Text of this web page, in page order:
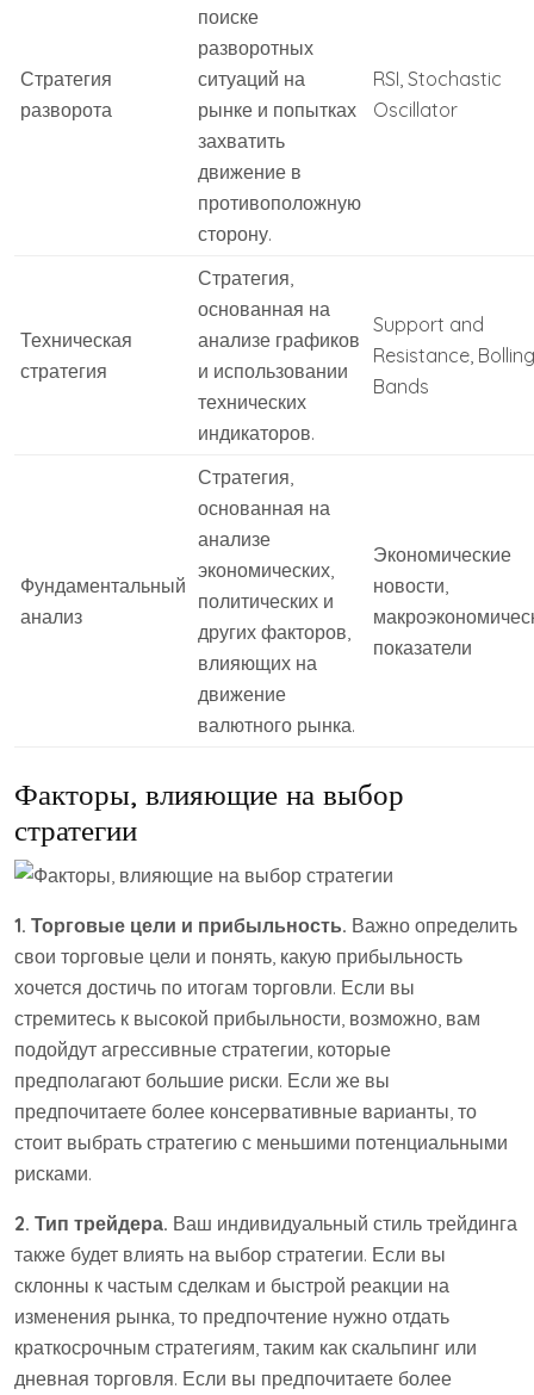
Стратегия
разворота
поиске
разворотных
ситуаций на
рынке и попытках
захватить
движение в
противоположную
сторону.
RSI, Stochastic
Oscillator
Техническая
стратегия
Стратегия,
основанная на
анализе графиков
и использовании
технических
индикаторов.
Support and
Resistance,
Bands
Фундаментальный
анализ
Стратегия,
основанная на
анализе
экономических,
политических и
других факторов,
влияющих на
движение
валютного рынка.
Экономические
новости,
показатели
Факторы, влияющие на выбор
стратегии
1. Торговые цели и прибыльность. Важно определить
свои торговые цели и понять, какую прибыльность
хочется достичь по итогам торговли. Если вы
стремитесь к высокой прибыльности, возможно, вам
подойдут агрессивные стратегии, которые
предполагают большие риски. Если же вы
предпочитаете более консервативные варианты, то
стоит выбрать стратегию с меньшими потенциальными
рисками.
2. Тип трейдера. Ваш индивидуальный стиль трейдинга
также будет влиять на выбор стратегии. Если вы
склонны к частым сделкам и быстрой реакции на
изменения рынка, то предпочтение нужно отдать
краткосрочным стратегиям, таким как скальпинг или
дневная торговля. Если вы предпочитаете более